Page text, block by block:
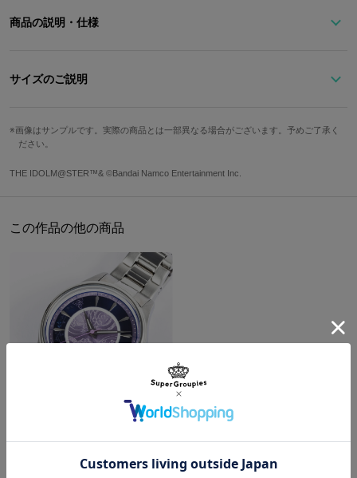
商品の説明・仕様
色・チャームを配置。
両サイドのポケットには、[ラピスラズリ・ノスタルジア]の衣装の
けているので、いつでも食べられちゃう！？
サイドポケットの内装は衣装のデザインを取り入れた花柄生地で、
外側ファスナーポケット/両サイド拡張可能ポケット/内側オープン
ポケット2箇所、ペンポケット2箇所/ショルダーストラップ左右付
け替え可能
素材／ 本体：ナイロン、合成皮革 裏地：ポリエステル 金具：鉄、亜鉛合金
サイズのご説明
高さ 幅 奥行
長
重さ
サイズガイドページはこちら
画像はサンプルです。実際の商品とは一部異なる場合がございます。予めご了承く
ださい。
THE IDOLM@STER™& ©Bandai Namco Entertainment Inc.
この作品の他の商品
¥20,900